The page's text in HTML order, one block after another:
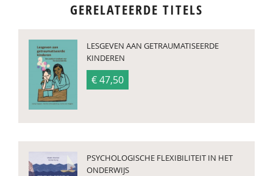
GERELATEERDE TITELS
LESGEVEN AAN GETRAUMATISEERDE
KINDEREN
€ 47,50
PSYCHOLOGISCHE FLEXIBILITEIT IN HET
ONDERWIJS